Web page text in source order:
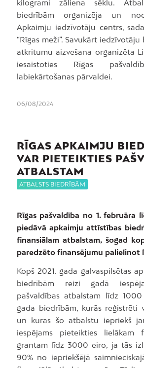
kilogrami zāliena sēklu.
biedrībām organizēja un
Apkaimju iedzīvotāju centrs,
“Rīgas meži”. Savukārt
atkritumu aizvešana organizēta
iesaistoties Rīgas
labiekārtošanas pārvaldei.
06/08/2024
RĪGAS APKAIMJU
VAR PIETEIKTIES
ATBALSTAM
ATBALSTS BIEDRĪBĀM
Rīgas pašvaldība no 1. februāra
piedāvā apkaimju attīstības
finansiālam atbalstam, šogad
paredzēto finansējumu palielinot
Kopš 2021. gada galvaspilsētas
biedrībām reizi gadā
pašvaldības atbalstam līdz
gada biedrībām, kurās reģistrēti
un kuras šo atbalstu iepriekš
iespējams pieteikties lielākam
grantam līdz 3000 eiro, ja tās
90% no iepriekšējā